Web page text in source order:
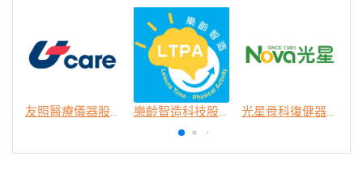
友照醫療儀器股份有限公司 樂齡智造科技股份有限公司 光星骨科復健器材股份有限公司